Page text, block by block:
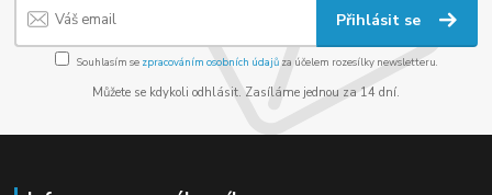
Přihlásit se
Souhlasím se zpracováním osobních údajůza účelem rozesílky newsletteru.
Můžete se kdykoli odhlásit. Zasíláme jednou za 14 dní.